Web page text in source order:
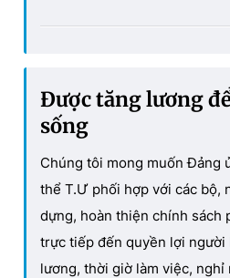
Được tăng lương
sống
Chúng tôi mong muốn Đảng
thể T.Ư phối hợp với các bộ,
dựng, hoàn thiện chính sách
trực tiếp đến quyền lợi người
lương, thời giờ làm việc, nghỉ